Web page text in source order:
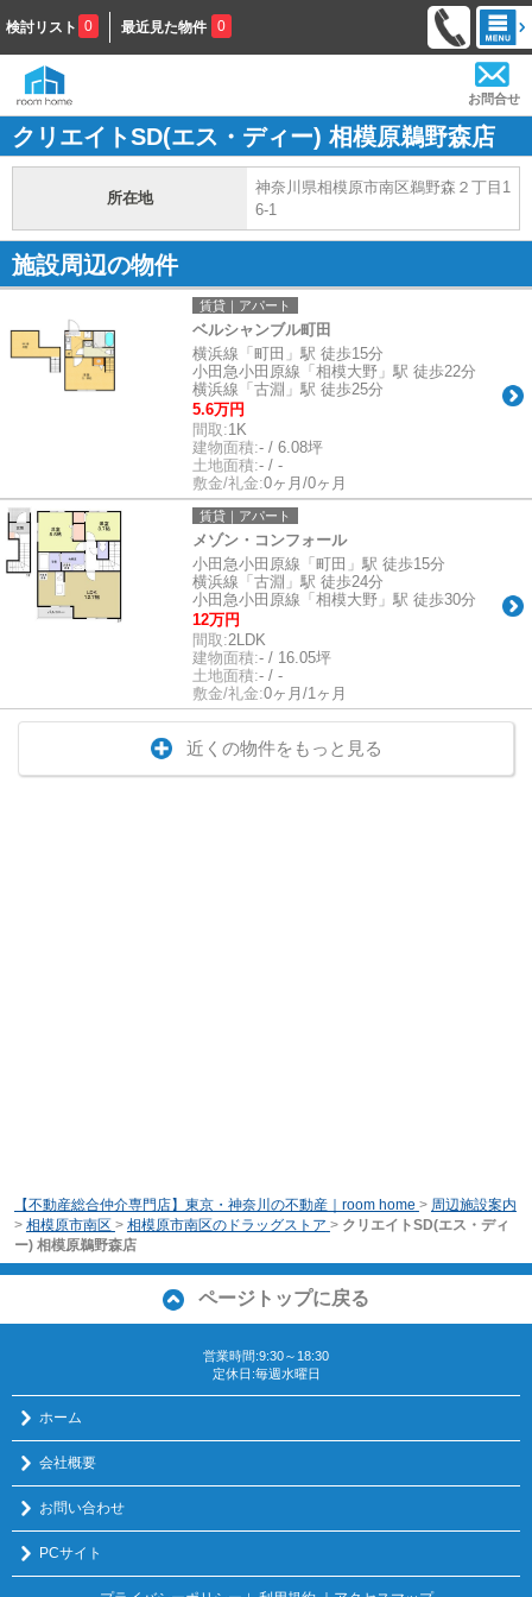
検討リスト 0 最近見た物件 0
お問合せ
クリエイトSD(エス・ディー) 相模原鵜野森店
所在地
神奈川県相模原市南区鵜野森２丁目1
6-1
施設周辺の物件
賃貸｜アパート
ベルシャンブル町田
横浜線「町田」駅 徒歩15分
小田急小田原線「相模大野」駅 徒歩22分
横浜線「古淵」駅 徒歩25分
5.6万円
間取:1K
建物面積:- / 6.08坪
土地面積:- / -
敷金/礼金:0ヶ月/0ヶ月
賃貸｜アパート
メゾン・コンフォール
小田急小田原線「町田」駅 徒歩15分
横浜線「古淵」駅 徒歩24分
小田急小田原線「相模大野」駅 徒歩30分
12万円
間取:2LDK
建物面積:- / 16.05坪
土地面積:- / -
敷金/礼金:0ヶ月/1ヶ月
近くの物件をもっと見る
【不動産総合仲介専門店】東京・神奈川の不動産｜room home > 周辺施設案内
> 相模原市南区 > 相模原市南区のドラッグストア > クリエイトSD(エス・ディ
ー) 相模原鵜野森店
ページトップに戻る
営業時間:9:30～18:30
定休日:毎週水曜日
ホーム
会社概要
お問い合わせ
PCサイト